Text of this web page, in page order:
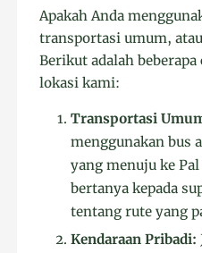
Apakah Anda
transportasi umum,
Berikut adalah
lokasi kami:
Transportasi
menggunakan bus
yang menuju ke
bertanya kepada
tentang rute yang
Kendaraan Pribadi: